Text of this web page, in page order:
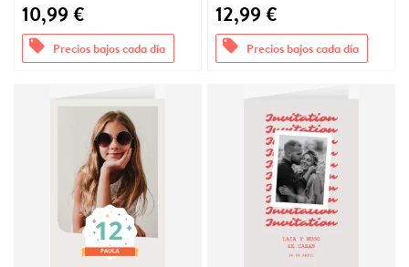
10,99 €
offers Precios bajos cada día
12,99 €
offers Precios bajos cada día